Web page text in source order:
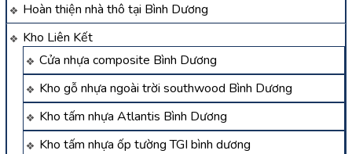
Hoàn thiện nhà thô tại Bình Dương
Kho Liên Kết
Cửa nhựa composite Bình Dương
Kho gỗ nhựa ngoài trời southwood Bình Dương
Kho tấm nhựa Atlantis Bình Dương
Kho tấm nhựa ốp tường TGI bình dương